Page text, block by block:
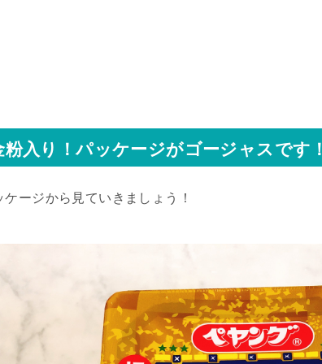
粉入り！パッケージがゴージャスです！
ケージから見ていきましょう！